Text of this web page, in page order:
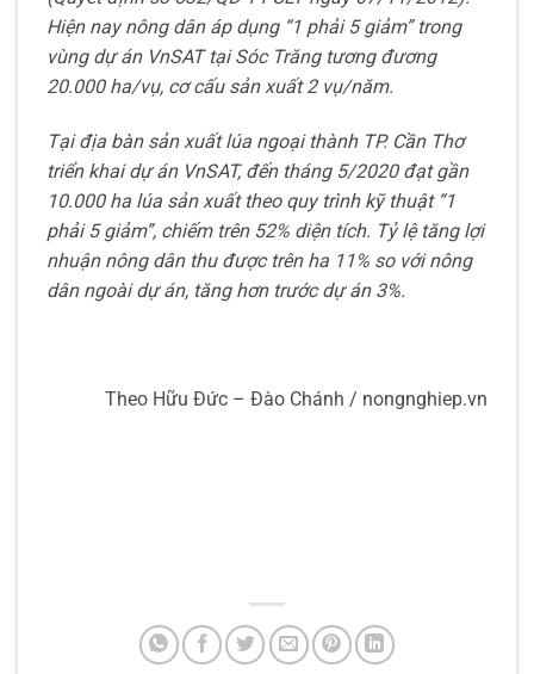
Hiện nay nông dân áp dụng “1 phải 5 giảm” trong
vùng dự án VnSAT tại Sóc Trăng tương đương
20.000 ha/vụ, cơ cấu sản xuất 2 vụ/năm.
Tại địa bàn sản xuất lúa ngoại thành TP. Cần Thơ
triển khai dự án VnSAT, đến tháng 5/2020 đạt gần
10.000 ha lúa sản xuất theo quy trình kỹ thuật “1
phải 5 giảm”, chiếm trên 52% diện tích. Tỷ lệ tăng lợi
nhuận nông dân thu được trên ha 11% so với nông
dân ngoài dự án, tăng hơn trước dự án 3%.
Theo Hữu Đức – Đào Chánh / nongnghiep.vn